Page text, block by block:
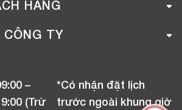
HÀNG
online
mãi
CÔNG TY
–
(Trừ
*Có nhận đặt lịch
trước ngoài khung giờ